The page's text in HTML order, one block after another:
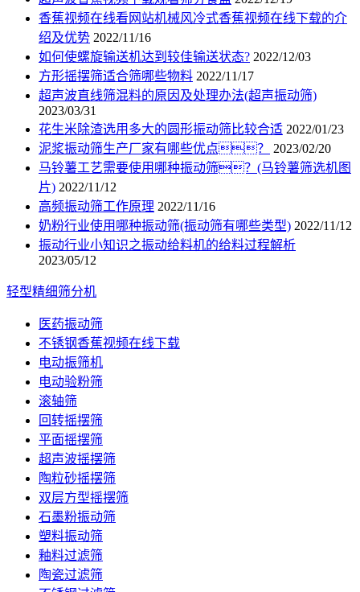
香蕉视频在线看网站机械风冷式香蕉视频在线下载的介
绍及优势 2022/11/16
如何使螺旋输送机达到较佳输送状态? 2022/12/03
方形摇摆筛适合筛哪些物料 2022/11/17
超声波直线筛混料的原因及处理办法(超声振动筛)
2023/03/31
花生米除渣选用多大的圆形振动筛比较合适 2022/01/23
泥浆振动筛生产厂家有哪些优点？
2023/02/20
马铃薯工艺需要使用哪种振动筛？(马铃薯筛选机图
片) 2022/11/12
高频振动筛工作原理 2022/11/16
奶粉行业使用哪种振动筛(振动筛有哪些类型) 2022/11/12
振动行业小知识之振动给料机的给料过程解析
2023/05/12
轻型精细筛分机
医药振动筛
不锈钢香蕉视频在线下载
电动振筛机
电动验粉筛
滚轴筛
回转摇摆筛
平面摇摆筛
超声波摇摆筛
陶粒砂摇摆筛
双层方型摇摆筛
石墨粉振动筛
塑料振动筛
釉料过滤筛
陶瓷过滤筛